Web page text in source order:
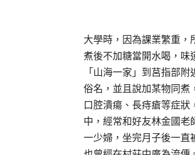
大學時，因為課業繁重，
煮後不加糖當開水喝，味
「山海一家」到莒指部
俗名，並且說加某物同煮
口腔潰瘍、長痔瘡等症
中，經常和好友林金國老
一少婦，坐完月子後一直